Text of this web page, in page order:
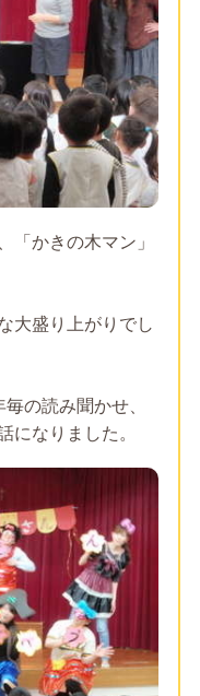
「かきの木マン」
大盛り上がりでし
の読み聞かせ、
になりました。